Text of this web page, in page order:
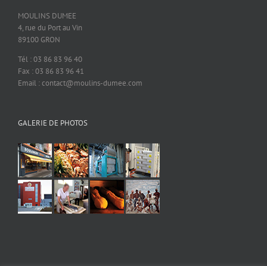
MOULINS DUMEE
4, rue du Port au Vin
89100 GRON
Tél : 03 86 83 96 40
Fax : 03 86 83 96 41
Email : contact@moulins-dumee.com
GALERIE DE PHOTOS